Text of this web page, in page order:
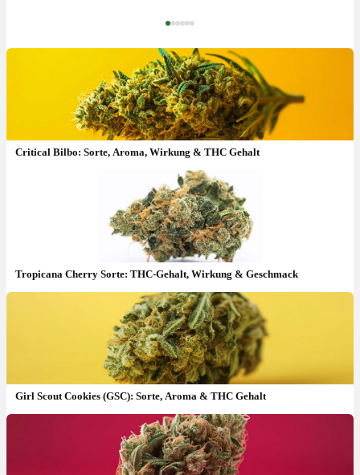
Critical Bilbo: Sorte, Aroma, Wirkung & THC Gehalt
Tropicana Cherry Sorte: THC-Gehalt, Wirkung & Geschmack
Girl Scout Cookies (GSC): Sorte, Aroma & THC Gehalt